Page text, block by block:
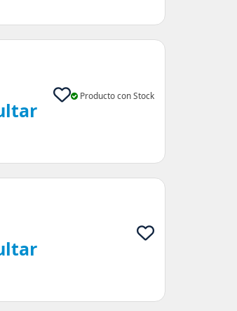
Producto con Stock